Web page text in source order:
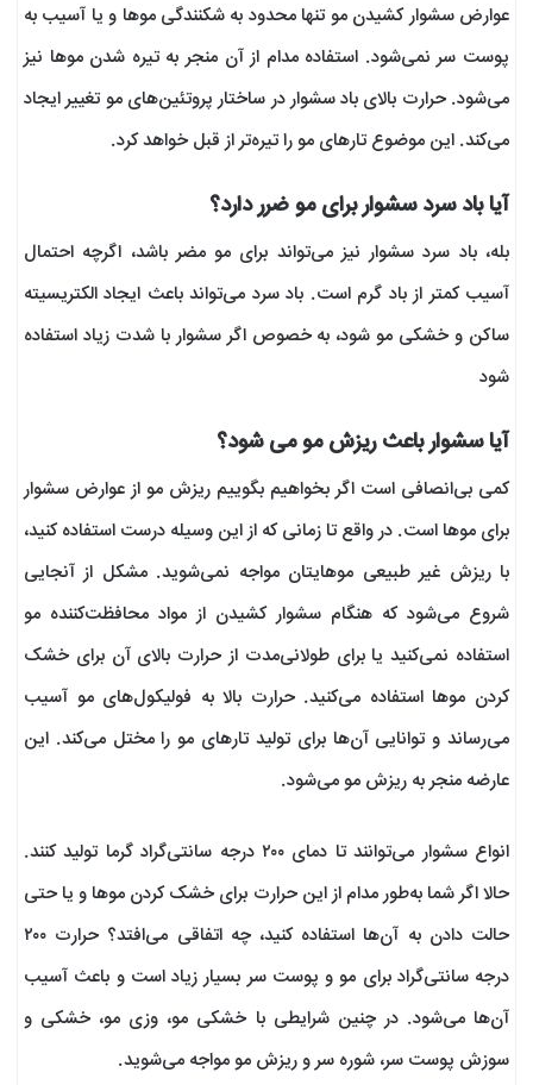
عوارض سشوار کشیدن مو تنها محدود به شکنندگی موها و یا آسیب به
پوست سر نمی‌شود. استفاده مدام از آن منجر به تیره شدن موها نیز
می‌‌شود. حرارت بالای باد سشوار در ساختار پروتئین‌های مو تغییر ایجاد
می‌کند. این موضوع تارهای مو را تیره‌تر از قبل خواهد کرد.
آیا باد سرد سشوار برای مو ضرر دارد؟
بله، باد سرد سشوار نیز می‌تواند برای مو مضر باشد، اگرچه احتمال
آسیب کمتر از باد گرم است. باد سرد می‌تواند باعث ایجاد الکتریسیته
ساکن و خشکی مو شود، به خصوص اگر سشوار با شدت زیاد استفاده
شود
آیا سشوار باعث ریزش مو می شود؟
کمی بی‌انصافی است اگر بخواهیم بگوییم ریزش مو از عوارض سشوار
برای موها است. در واقع تا زمانی که از این وسیله درست استفاده کنید،
با ریزش غیر طبیعی موهایتان مواجه نمی‌شوید. مشکل از آنجایی
شروع می‌شود که هنگام سشوار کشیدن از مواد محافظت‌کننده مو
استفاده نمی‌کنید یا برای طولانی‌مدت از حرارت بالای آن برای خشک
کردن موها استفاده می‌‌کنید. حرارت بالا به فولیکول‌های مو آسیب
می‌رساند و توانایی آن‌ها برای تولید تارهای مو را مختل می‌‌کند. این
عارضه منجر به ریزش مو می‌شود.
انواع سشوار می‌توانند تا دمای ۲۰۰ درجه سانتی‌گراد گرما تولید کنند.
حالا اگر شما به‌طور مدام از این حرارت برای خشک کردن موها و یا حتی
حالت دادن به آن‌ها استفاده کنید، چه اتفاقی می‌افتد؟ حرارت ۲۰۰
درجه سانتی‌گراد برای مو و پوست سر بسیار زیاد است و باعث آسیب
آن‌ها می‌شود. در چنین شرایطی با خشکی مو، وزی مو، خشکی و
سوزش پوست سر، شوره سر و ریزش مو مواجه می‌شوید.